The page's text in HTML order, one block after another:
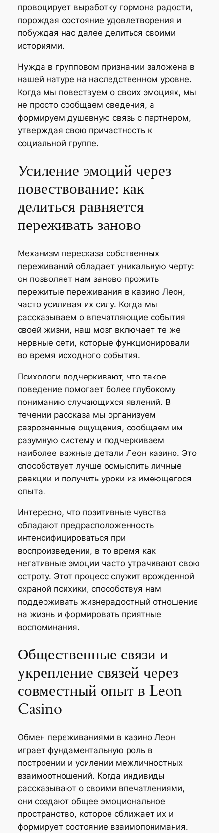
провоцирует выработку гормона радости,
порождая состояние удовлетворения и
побуждая нас далее делиться своими
историями.
Нужда в групповом признании заложена в
нашей натуре на наследственном уровне.
Когда мы повествуем о своих эмоциях, мы
не просто сообщаем сведения, а
формируем душевную связь с партнером,
утверждая свою причастность к
социальной группе.
Усиление эмоций через
повествование: как
делиться равняется
переживать заново
Механизм пересказа собственных
переживаний обладает уникальную черту:
он позволяет нам заново прожить
пережитые переживания в казино Леон,
часто усиливая их силу. Когда мы
рассказываем о впечатляющие события
своей жизни, наш мозг включает те же
нервные сети, которые функционировали
во время исходного события.
Психологи подчеркивают, что такое
поведение помогает более глубокому
пониманию случающихся явлений. В
течении рассказа мы организуем
разрозненные ощущения, сообщаем им
разумную систему и подчеркиваем
наиболее важные детали Леон казино. Это
способствует лучше осмыслить личные
реакции и получить уроки из имеющегося
опыта.
Интересно, что позитивные чувства
обладают предрасположенность
интенсифицироваться при
воспроизведении, в то время как
негативные эмоции часто утрачивают свою
остроту. Этот процесс служит врожденной
охраной психики, способствуя нам
поддерживать жизнерадостный отношение
на жизнь и формировать приятные
воспоминания.
Общественные связи и
укрепление связей через
совместный опыт в Leon
Casino
Обмен переживаниями в казино Леон
играет фундаментальную роль в
построении и усилении межличностных
взаимоотношений. Когда индивиды
рассказывают о своими впечатлениями,
они создают общее эмоциональное
пространство, которое сближает их и
формирует состояние взаимопонимания.